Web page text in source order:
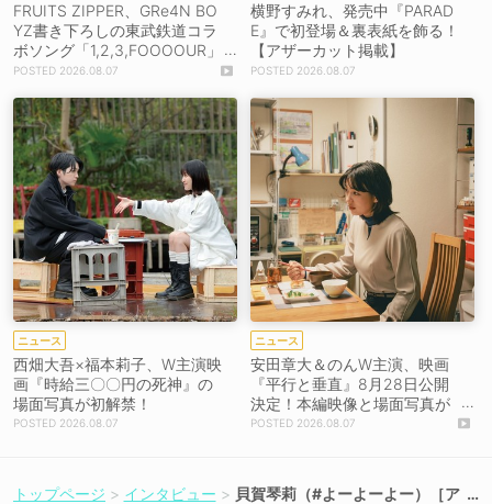
FRUITS ZIPPER、GRe4N BO
YZ書き下ろしの東武鉄道コラ
ボソング「1,2,3,FOOOOUR」
をリリース＆MV公開！
2026.08.07
横野すみれ、発売中『PARAD
E』で初登場＆裏表紙を飾る！
【アザーカット掲載】
2026.08.07
ニュース
西畑大吾×福本莉子、W主演映
画『時給三〇〇円の死神』の
場面写真が初解禁！
2026.08.07
ニュース
安田章大＆のんW主演、映画
『平行と垂直』8月28日公開
決定！本編映像と場面写真が
初解禁！2026.08.07
トップページ インタビュー 貝賀琴莉（#よーよーよー）［ア